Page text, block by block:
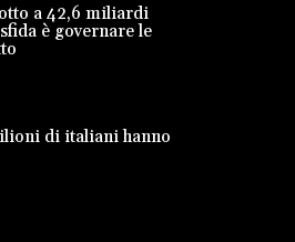
a 42,6 miliardi
è governare le
di italiani hanno